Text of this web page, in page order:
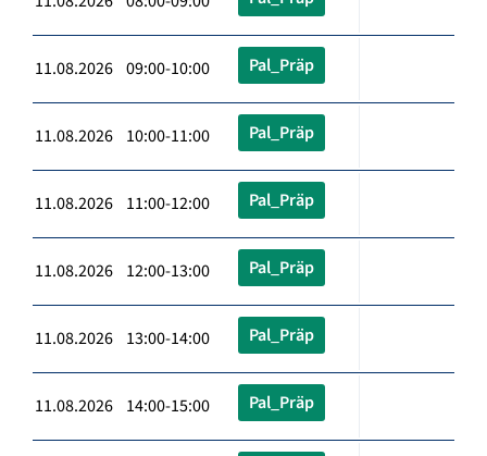
11.08.2026 09:00-10:00 Pal_Präp
11.08.2026 10:00-11:00 Pal_Präp
11.08.2026 11:00-12:00 Pal_Präp
11.08.2026 12:00-13:00 Pal_Präp
11.08.2026 13:00-14:00 Pal_Präp
11.08.2026 14:00-15:00 Pal_Präp